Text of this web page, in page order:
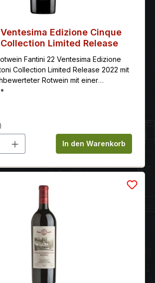
Edizione Cinque
Limited Release
Fantini 22 Ventesima Edizione
Collection Limited Release 2022 mit
Rotwein mit einer
guten Textur, seidigem Tannin und
*
Anzahl: Gib denIn den Warenkorb